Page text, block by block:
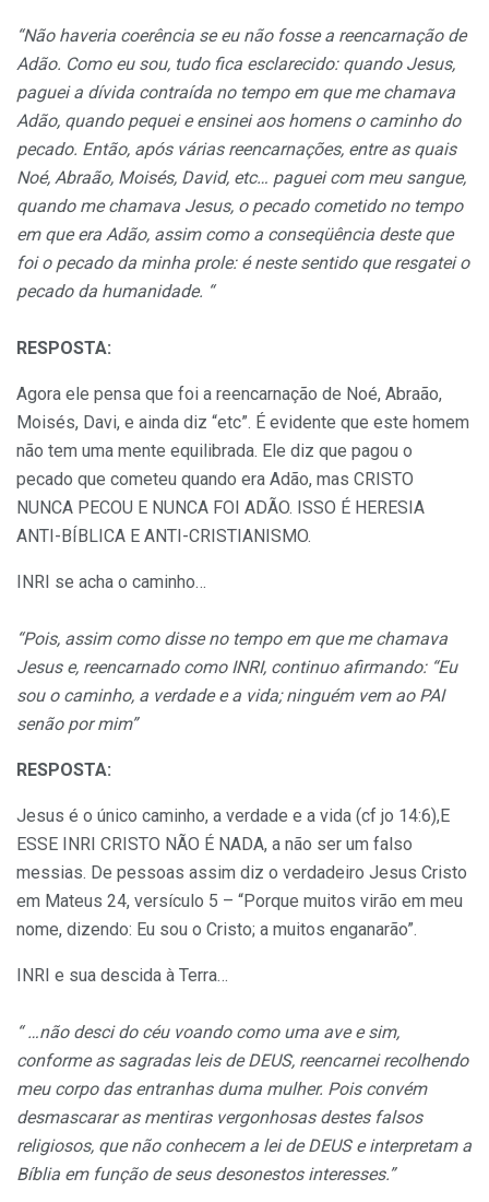
“Não haveria coerência se eu não fosse a reencarnação de
Adão. Como eu sou, tudo fica esclarecido: quando Jesus,
paguei a dívida contraída no tempo em que me chamava
Adão, quando pequei e ensinei aos homens o caminho do
pecado. Então, após várias reencarnações, entre as quais
Noé, Abraão, Moisés, David, etc… paguei com meu sangue,
quando me chamava Jesus, o pecado cometido no tempo
em que era Adão, assim como a conseqüência deste que
foi o pecado da minha prole: é neste sentido que resgatei o
pecado da humanidade. “
RESPOSTA:
Agora ele pensa que foi a reencarnação de Noé, Abraão,
Moisés, Davi, e ainda diz “etc”. É evidente que este homem
não tem uma mente equilibrada. Ele diz que pagou o
pecado que cometeu quando era Adão, mas CRISTO
NUNCA PECOU E NUNCA FOI ADÃO. ISSO É HERESIA
ANTI-BÍBLICA E ANTI-CRISTIANISMO.
INRI se acha o caminho…
“Pois, assim como disse no tempo em que me chamava
Jesus e, reencarnado como INRI, continuo afirmando: “Eu
sou o caminho, a verdade e a vida; ninguém vem ao PAI
senão por mim”
RESPOSTA:
Jesus é o único caminho, a verdade e a vida (cf jo 14:6),E
ESSE INRI CRISTO NÃO É NADA, a não ser um falso
messias. De pessoas assim diz o verdadeiro Jesus Cristo
em Mateus 24, versículo 5 – “Porque muitos virão em meu
nome, dizendo: Eu sou o Cristo; a muitos enganarão”.
INRI e sua descida à Terra…
“ …não desci do céu voando como uma ave e sim,
conforme as sagradas leis de DEUS, reencarnei recolhendo
meu corpo das entranhas duma mulher. Pois convém
desmascarar as mentiras vergonhosas destes falsos
religiosos, que não conhecem a lei de DEUS e interpretam a
Bíblia em função de seus desonestos interesses.”